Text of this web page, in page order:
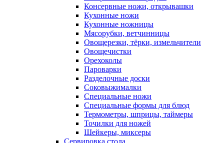
Консервные ножи, открывашки
Кухонные ножи
Кухонные ножницы
Мясорубки, ветчинницы
Овощерезки, тёрки, измельчители
Овощечистки
Орехоколы
Пароварки
Разделочные доски
Соковыжималки
Специальные ножи
Специальные формы для блюд
Термометры, шприцы, таймеры
Точилки для ножей
Шейкеры, миксеры
Сервировка стола